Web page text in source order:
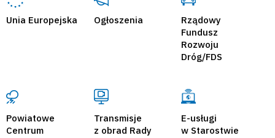
Unia Europejska Ogłoszenia
Rządowy
Fundusz
Rozwoju
Dróg/FDS
Powiatowe
Centrum
Transmisje
z obrad Rady
E-usługi
w Starostwie